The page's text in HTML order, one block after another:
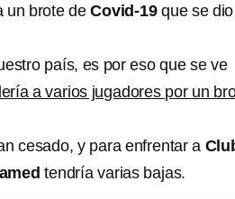
un brote deCovid-19que se
país, es por eso que se ve
a varios jugadores por un
cesado, y para enfrentar a
tendría varias bajas.